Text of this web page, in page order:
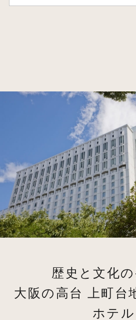
歴史と文化
大阪の高台 上町台
ホテル